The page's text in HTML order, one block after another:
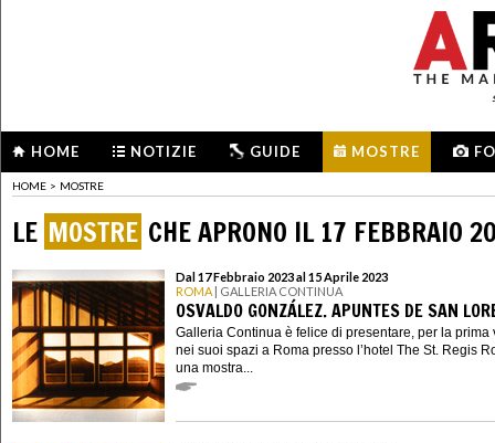
HOME NOTIZIE GUIDE MOSTRE
HOME > MOSTRE
LE MOSTRE CHE APRONO IL 17 FEBBRAIO
Dal 17 Febbraio 2023 al 15 Aprile 2023
ROMA | GALLERIA CONTINUA
OSVALDO GONZÁLEZ. APUNTES DE SAN
Galleria Continua è felice di presentare, per la prima
nei suoi spazi a Roma presso l’hotel The St. Regis
una mostra...